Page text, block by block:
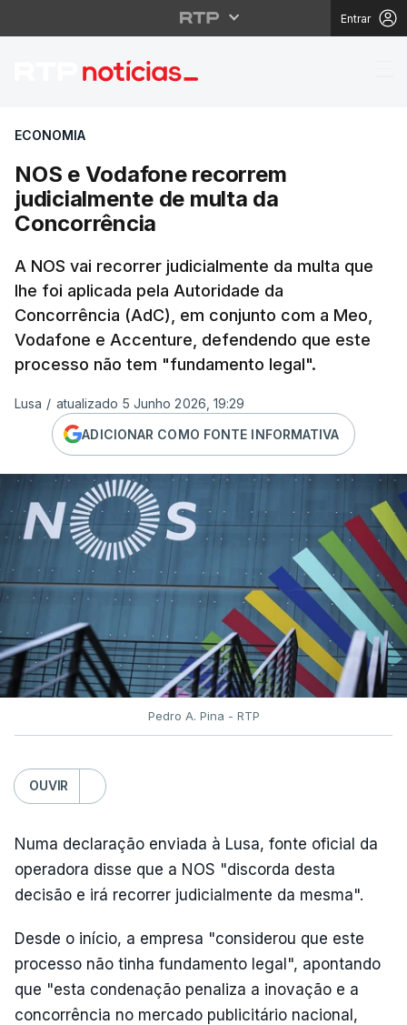
Entrar
NOS e Vodafone
ECONOMIA
NOS e Vodafone recorrem
judicialmente de multa da
Concorrência
A NOS vai recorrer judicialmente da multa que
lhe foi aplicada pela Autoridade da
Concorrência (AdC), em conjunto com a Meo,
Vodafone e Accenture, defendendo que este
processo não tem "fundamento legal".
Lusa / atualizado 5 Junho 2026, 19:29
ADICIONAR COMO FONTE INFORMATIVA
Pedro A. Pina - RTP
OUVIR
Numa declaração enviada à Lusa, fonte oficial da
operadora disse que a NOS "discorda desta
decisão e irá recorrer judicialmente da mesma".
Desde o início, a empresa "considerou que este
processo não tinha fundamento legal", apontando
que "esta condenação penaliza a inovação e a
concorrência no mercado publicitário nacional,